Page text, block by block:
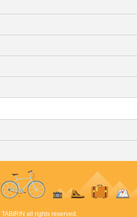
all rights reserved.